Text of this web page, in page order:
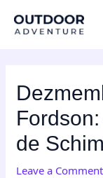
de
Leave a Comment
navigation